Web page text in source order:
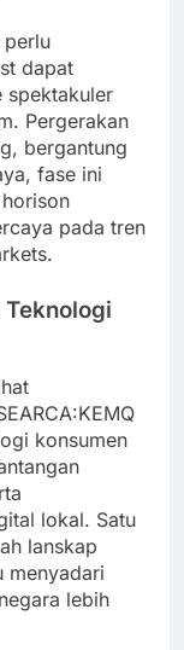
perlu
dapat
spektakuler
Pergerakan
bergantung
fase ini
pada tren
Teknologi
konsumen
lokal. Satu
lanskap
menyadari
lebih